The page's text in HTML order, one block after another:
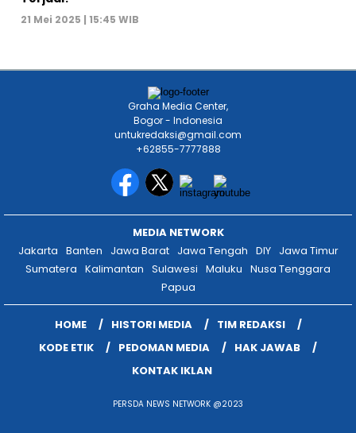
Banten
Papua
HISTORI MEDIA
TIM REDAKSI
PEDOMAN MEDIA
KONTAK IKLAN
PERSDA NEWS NETWORK @2023